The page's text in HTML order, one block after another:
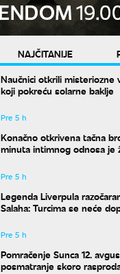
NAJČITANIJE
Naučnici otkrili misteriozne
koji pokreću solarne baklje
Pre 5 h
Konačno otkrivena tačna
minuta intimnog odnosa je
Pre 5 h
Legenda Liverpula
Salaha: Turcima se neće
Pre 5 h
Pomračenje Sunca 12.
posmatranje skoro